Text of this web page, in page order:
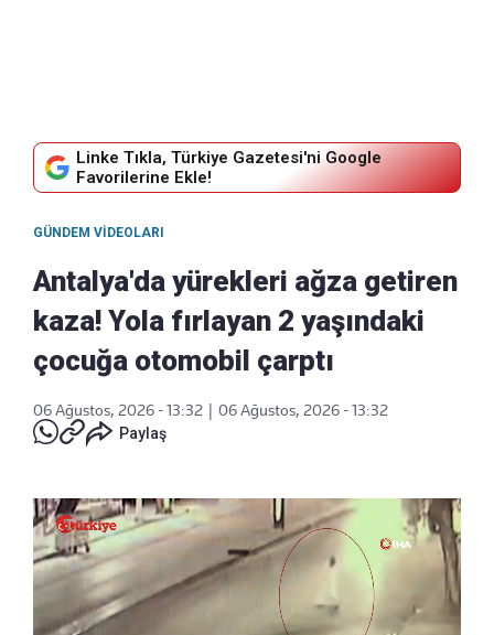
Linke Tıkla, Türkiye Gazetesi'ni Google
Favorilerine Ekle!
GÜNDEM VIDEOLARI
Antalya'da yürekleri ağza getiren
kaza! Yola fırlayan 2 yaşındaki
çocuğa otomobil çarptı
06 Ağustos, 2026 - 13:32
06 Ağustos, 2026 - 13:32
Paylaş